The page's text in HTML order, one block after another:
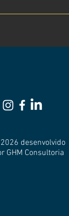
desenvolvido
GHM Consultoria